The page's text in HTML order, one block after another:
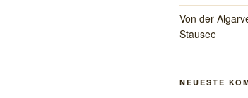
Von der
Stausee
NEUESTE